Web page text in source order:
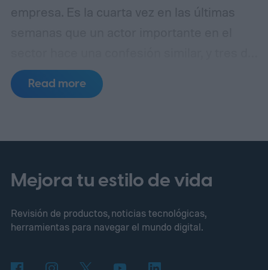
empresa. Es la cuarta vez en las últimas
esos incidentes se remontan al mismo
punto de fallo.
Un laboratorio de pruebas,
Read more
Mejora tu estilo de vida
Revisión de productos, noticias tecnológicas,
herramientas para navegar el mundo digital.